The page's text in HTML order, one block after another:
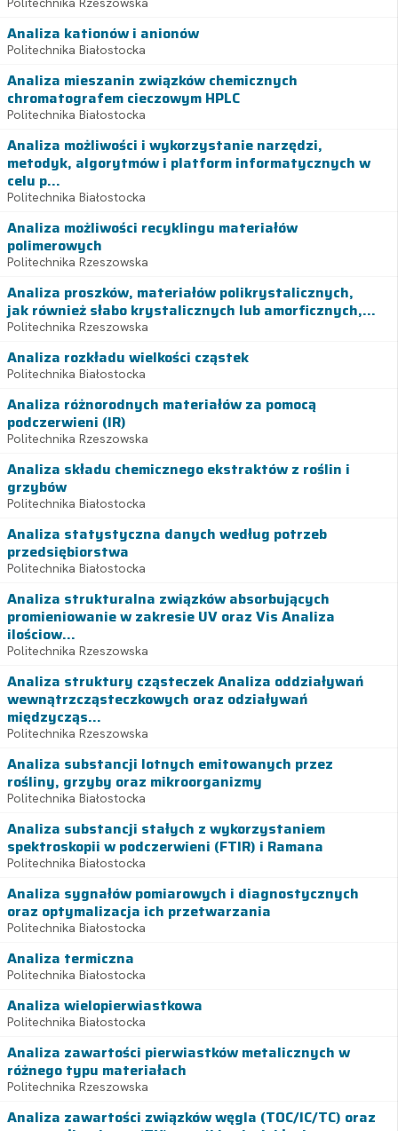
Analiza kationów i anionów
Politechnika Białostocka
Analiza mieszanin związków chemicznych
chromatografem cieczowym HPLC
Politechnika Białostocka
Analiza możliwości i wykorzystanie narzędzi,
metodyk, algorytmów i platform informatycznych w
celu p...
Politechnika Białostocka
Analiza możliwości recyklingu materiałów
polimerowych
Politechnika Rzeszowska
Analiza proszków, materiałów polikrystalicznych,
jak również słabo krystalicznych lub amorficznych,...
Politechnika Rzeszowska
Analiza rozkładu wielkości cząstek
Politechnika Białostocka
Analiza różnorodnych materiałów za pomocą
podczerwieni (IR)
Politechnika Rzeszowska
Analiza składu chemicznego ekstraktów z roślin i
grzybów
Politechnika Białostocka
Analiza statystyczna danych według potrzeb
przedsiębiorstwa
Politechnika Białostocka
Analiza strukturalna związków absorbujących
promieniowanie w zakresie UV oraz Vis Analiza
ilościow...
Politechnika Rzeszowska
Analiza struktury cząsteczek Analiza oddziaływań
wewnątrzcząsteczkowych oraz odziaływań
międzycząs...
Politechnika Rzeszowska
Analiza substancji lotnych emitowanych przez
rośliny, grzyby oraz mikroorganizmy
Politechnika Białostocka
Analiza substancji stałych z wykorzystaniem
spektroskopii w podczerwieni (FTIR) i Ramana
Politechnika Białostocka
Analiza sygnałów pomiarowych i diagnostycznych
oraz optymalizacja ich przetwarzania
Politechnika Białostocka
Analiza termiczna
Politechnika Białostocka
Analiza wielopierwiastkowa
Politechnika Białostocka
Analiza zawartości pierwiastków metalicznych w
różnego typu materiałach
Politechnika Rzeszowska
Analiza zawartości związków węgla (TOC/IC/TC) oraz